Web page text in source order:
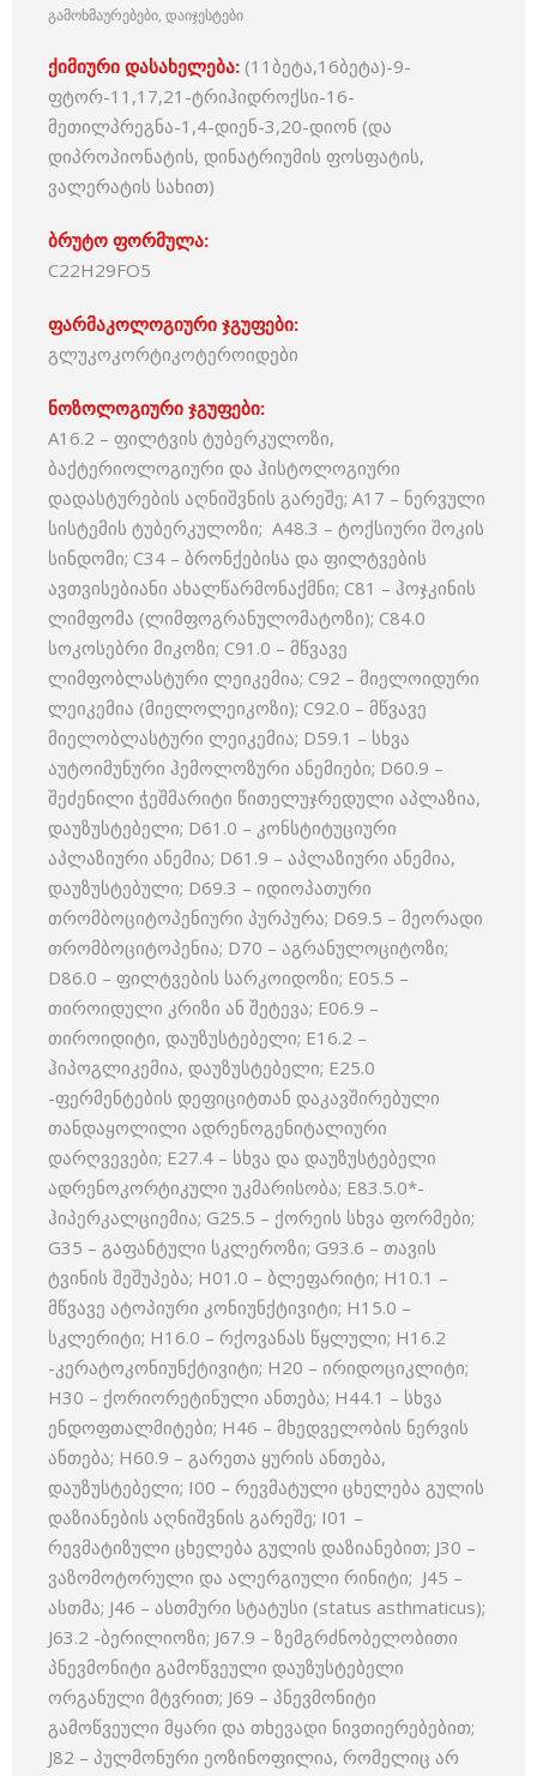
გამოხმაურებები, დაიჯესტები
ქიმიური დასახელება: (11ბეტა,16ბეტა)-9-
ფტორ-11,17,21-ტრიჰიდროქსი-16-
მეთილპრეგნა-1,4-დიენ-3,20-დიონ (და
დიპროპიონატის, დინატრიუმის ფოსფატის,
ვალერატის სახით)
ბრუტო ფორმულა:
C22H29FO5
ფარმაკოლოგიური ჯგუფები:
გლუკოკორტიკოტეროიდები
ნოზოლოგიური ჯგუფები:
A16.2 – ფილტვის ტუბერკულოზი,
ბაქტერიოლოგიური და ჰისტოლოგიური
დადასტურების აღნიშვნის გარეშე; A17 – ნერვული
სისტემის ტუბერკულოზი; A48.3 – ტოქსიური შოკის
სინდომი; C34 – ბრონქებისა და ფილტვების
ავთვისებიანი ახალწარმონაქმნი; C81 – ჰოჯკინის
ლიმფომა (ლიმფოგრანულომატოზი); C84.0
სოკოსებრი მიკოზი; C91.0 – მწვავე
ლიმფობლასტური ლეიკემია; C92 – მიელოიდური
ლეიკემია (მიელოლეიკოზი); C92.0 – მწვავე
მიელობლასტური ლეიკემია; D59.1 – სხვა
აუტოიმუნური ჰემოლოზური ანემიები; D60.9 –
შეძენილი ჭეშმარიტი წითელუჯრედული აპლაზია,
დაუზუსტებელი; D61.0 – კონსტიტუციური
აპლაზიური ანემია; D61.9 – აპლაზიური ანემია,
დაუზუსტებული; D69.3 – იდიოპათური
თრომბოციტოპენიური პურპურა; D69.5 – მეორადი
თრომბოციტოპენია; D70 – აგრანულოციტოზი;
D86.0 – ფილტვების სარკოიდოზი; E05.5 –
თიროიდული კრიზი ან შეტევა; E06.9 –
თიროიდიტი, დაუზუსტებელი; E16.2 –
ჰიპოგლიკემია, დაუზუსტებელი; E25.0
-ფერმენტების დეფიციტთან დაკავშირებული
თანდაყოლილი ადრენოგენიტალიური
დარღვევები; E27.4 – სხვა და დაუზუსტებელი
ადრენოკორტიკული უკმარისობა; E83.5.0*-
ჰიპერკალციემია; G25.5 – ქორეის სხვა ფორმები;
G35 – გაფანტული სკლეროზი; G93.6 – თავის
ტვინის შეშუპება; H01.0 – ბლეფარიტი; H10.1 –
მწვავე ატოპიური კონიუნქტივიტი; H15.0 –
სკლერიტი; H16.0 – რქოვანას წყლული; H16.2
-კერატოკონიუნქტივიტი; H20 – ირიდოციკლიტი;
H30 – ქორიორეტინული ანთება; H44.1 – სხვა
ენდოფთალმიტები; H46 – მხედველობის ნერვის
ანთება; H60.9 – გარეთა ყურის ანთება,
დაუზუსტებელი; I00 – რევმატული ცხელება გულის
დაზიანების აღნიშვნის გარეშე; I01 –
რევმატიზული ცხელება გულის დაზიანებით; J30 –
ვაზომოტორული და ალერგიული რინიტი; J45 –
ასთმა; J46 – ასთმური სტატუსი (status asthmaticus);
J63.2 -ბერილიოზი; J67.9 – ზემგრძნობელობითი
პნევმონიტი გამოწვეული დაუზუსტებელი
ორგანული მტვრით; J69 – პნევმონიტი
გამოწვეული მყარი და თხევადი ნივთიერებებით;
J82 – პულმონური ეოზინოფილია, რომელიც არ